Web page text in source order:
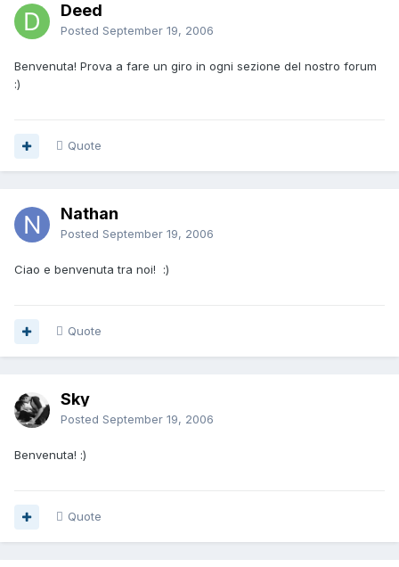
Deed
Posted September 19, 2006
Benvenuta! Prova a fare un giro in ogni sezione del nostro forum
:)
Quote
Nathan
Posted September 19, 2006
Ciao e benvenuta tra noi! :)
Quote
Sky
Posted September 19, 2006
Benvenuta! :)
Quote